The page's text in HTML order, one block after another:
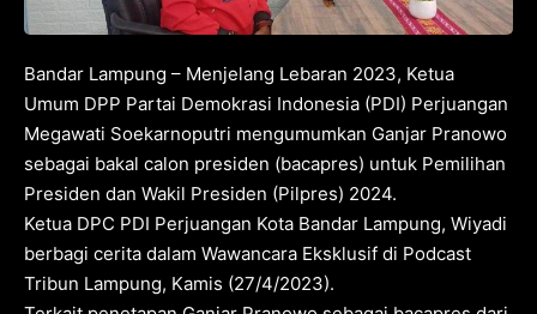
Bandar Lampung – Menjelang Lebaran 2023, Ketua
Umum DPP Partai Demokrasi Indonesia (PDI) Perjuangan
Megawati Soekarnoputri mengumumkan Ganjar Pranowo
sebagai bakal calon presiden (bacapres) untuk Pemilihan
Presiden dan Wakil Presiden (Pilpres) 2024.
Ketua DPC PDI Perjuangan Kota Bandar Lampung, Wiyadi
berbagi cerita dalam Wawancara Eksklusif di Podcast
Tribun Lampung, Kamis (27/4/2023).